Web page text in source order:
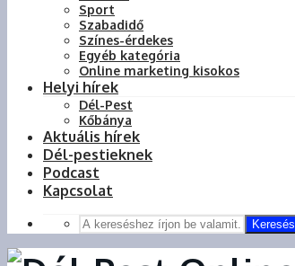
Sport
Szabadidő
Színes-érdekes
Egyéb kategória
Online marketing kisokos
Helyi hírek
Dél-Pest
Kőbánya
Aktuális hírek
Dél-pestieknek
Podcast
Kapcsolat
Keresés